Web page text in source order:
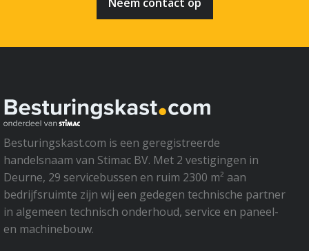
Besturingskast.com is een geregistreerde
handelsnaam van Stimac BV. Met 2 vestigingen in
Deurne, 29 servicebussen en ruim 2300 m² aan
bedrijfsruimte zijn wij een gedegen technische partner
in algemeen technisch onderhoud, service en paneel-
en machinebouw.